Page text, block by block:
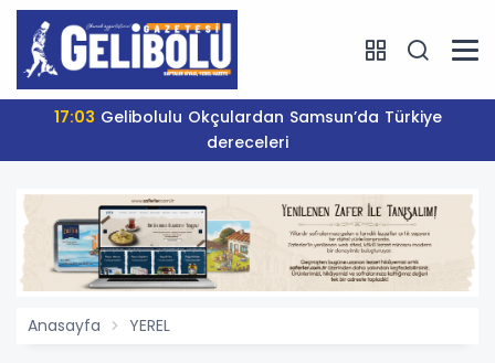
17:03
dereceleri
Anasayfa YEREL